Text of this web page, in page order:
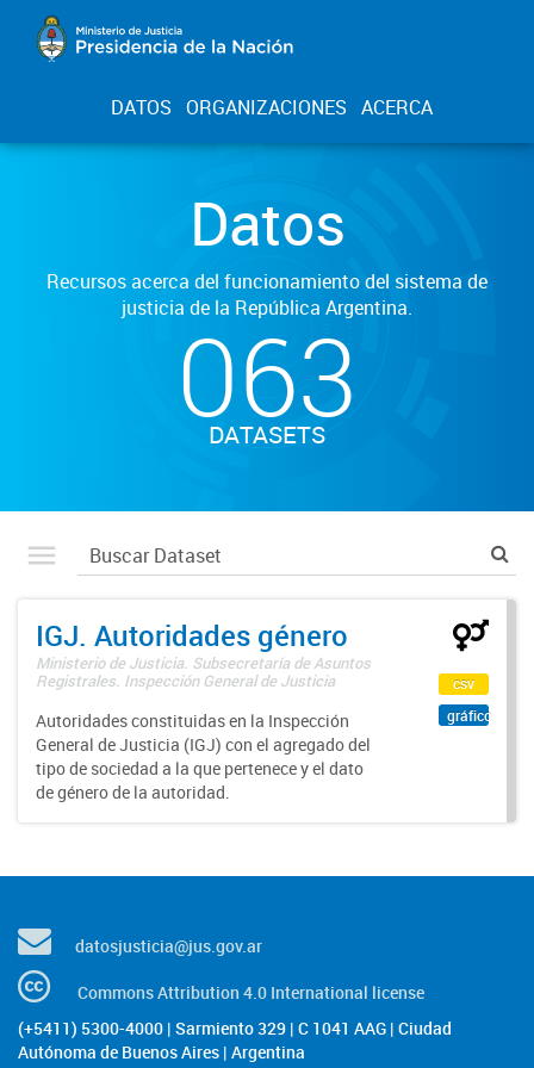
DATOS ORGANIZACIONES ACERCA
Datos
Recursos acerca del funcionamiento del sistema de
justicia de la República Argentina.
063
DATASETS
IGJ. Autoridades género
Ministerio de Justicia. Subsecretaría de Asuntos
Registrales. Inspección General de Justicia
Autoridades constituidas en la Inspección
General de Justicia (IGJ) con el agregado del
tipo de sociedad a la que pertenece y el dato
de género de la autoridad.
csv
gráfico
datosjusticia@jus.gov.ar
Commons Attribution 4.0 International license
(+5411) 5300-4000 | Sarmiento 329 | C 1041 AAG | Ciudad
Autónoma de Buenos Aires | Argentina